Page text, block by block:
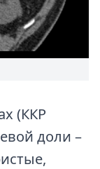
(ККР
доли –